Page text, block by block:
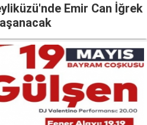
Emir Can İğrek